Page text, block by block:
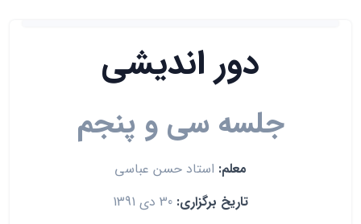
دور اندیشی
جلسه سی و پنجم
معلم: استاد حسن عباسی
تاریخ برگزاری: 30 دی 1391